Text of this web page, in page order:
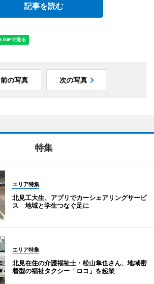
記事を読む
前の写真 次の写真
特集
エリア特集
北見工大生、アプリでカーシェアリングサービ
ス 地域と学生つなぐ足に
エリア特集
北見在住の介護福祉士・松山隼也さん、地域密
着型の福祉タクシー「ロコ」を起業